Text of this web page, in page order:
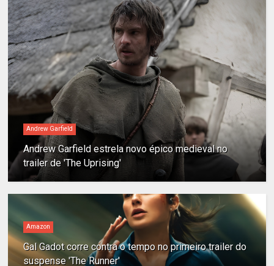
Andrew Garfield
Andrew Garfield estrela novo épico medieval no
trailer de 'The Uprising'
Amazon
Gal Gadot corre contra o tempo no primeiro trailer do
suspense 'The Runner'